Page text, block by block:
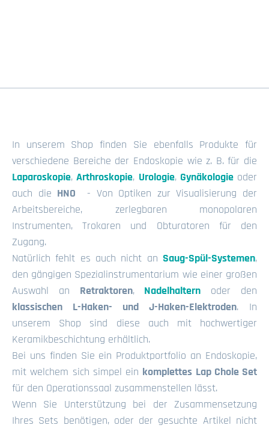
In unserem Shop finden Sie ebenfalls Produkte für
verschiedene Bereiche der Endoskopie wie z. B. für die
Laparoskopie,Arthroskopie, Urologie, Gynäkologieoder
auch die HNO - Von Optiken zur Visualisierung der
Arbeitsbereiche, zerlegbaren monopolaren
Instrumenten, Trokaren und Obturatoren für den
Zugang.
Natürlich fehlt es auch nicht an Saug-Spül-Systemen,
den gängigen Spezialinstrumentarium wie einer großen
Auswahl an Retraktoren, Nadelhaltern oder den
klassischen L-Haken- und J-Haken-Elektroden. In
unserem Shop sind diese auch mit hochwertiger
Keramikbeschichtung erhältlich.
Bei uns finden Sie ein Produktportfolio an Endoskopie,
mit welchem sich simpel ein komplettes Lap Chole Set
für den Operationssaal zusammenstellen lässt.
Wenn Sie Unterstützung bei der Zusammensetzung
Ihres Sets benötigen, oder der gesuchte Artikel nicht